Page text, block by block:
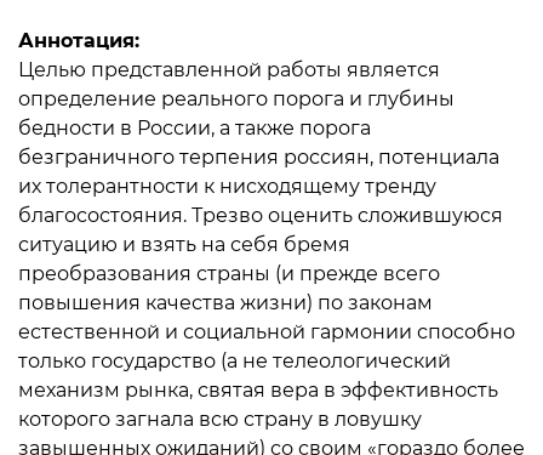
Аннотация:
Целью представленной работы является
определение реального порога и глубины
бедности в России, а также порога
безграничного терпения россиян, потенциала
их толерантности к нисходящему тренду
благосостояния. Трезво оценить сложившуюся
ситуацию и взять на себя бремя
преобразования страны (и прежде всего
повышения качества жизни) по законам
естественной и социальной гармонии способно
только государство (а не телеологический
механизм рынка, святая вера в эффективность
которого загнала всю страну в ловушку
завышенных ожиданий) со своим «гораздо более